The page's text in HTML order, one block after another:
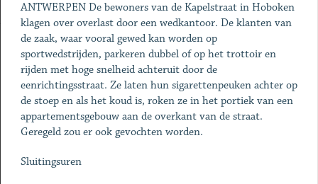
ANTWERPEN De bewoners van de Kapelstraat in Hoboken
klagen over overlast door een wedkantoor. De klanten van
de zaak, waar vooral gewed kan worden op
sportwedstrijden, parkeren dubbel of op het trottoir en
rijden met hoge snelheid achteruit door de
eenrichtingsstraat. Ze laten hun sigarettenpeuken achter op
de stoep en als het koud is, roken ze in het portiek van een
appartementsgebouw aan de overkant van de straat.
Geregeld zou er ook gevochten worden.
Sluitingsuren